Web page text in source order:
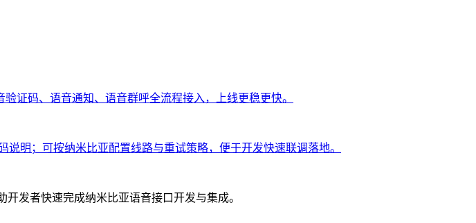
证码、语音通知、语音群呼全流程接入，上线更稳更快。
明；可按纳米比亚配置线路与重试策略，便于开发快速联调落地。
发者快速完成纳米比亚语音接口开发与集成。